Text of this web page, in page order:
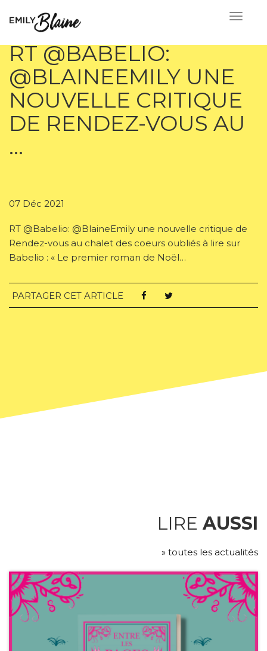
RT @BABELIO:
@BLAINEEMILY UNE
NOUVELLE CRITIQUE
DE RENDEZ-VOUS AU
…
07 Déc 2021
RT @Babelio: @BlaineEmily une nouvelle critique de
Rendez-vous au chalet des coeurs oubliés à lire sur
Babelio : « Le premier roman de Noël…
PARTAGER CET ARTICLE
LIRE AUSSI
» toutes les actualités